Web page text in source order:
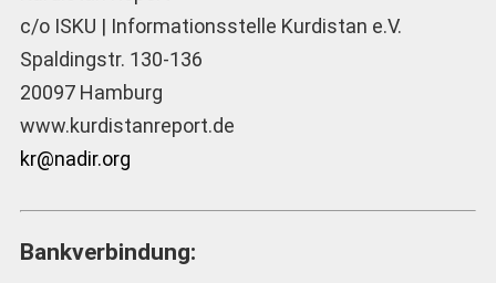
c/o ISKU | Informationsstelle Kurdistan e.V.
Spaldingstr. 130-136
20097 Hamburg
www.kurdistanreport.de
kr@nadir.org
Bankverbindung: